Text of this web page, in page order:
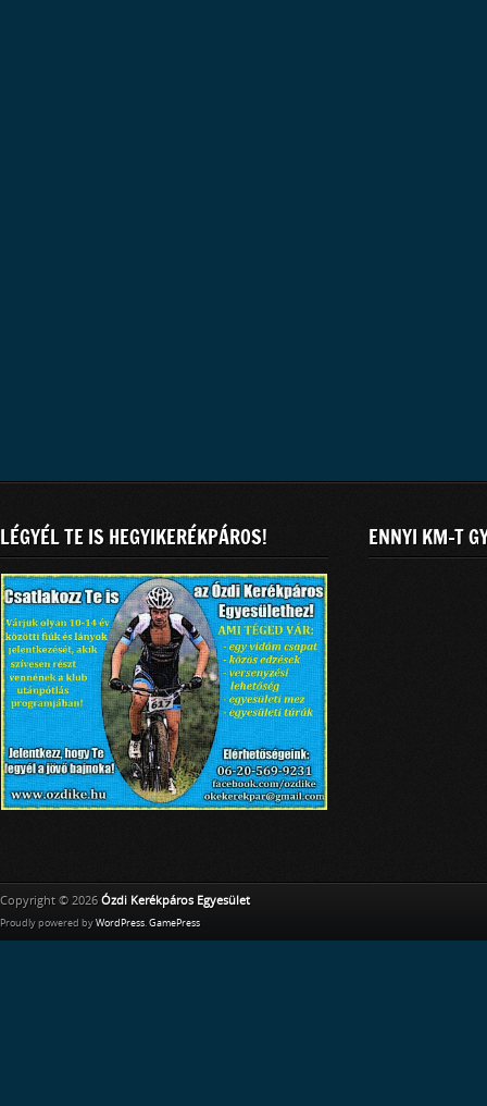
LÉGYÉL TE IS HEGYIKERÉKPÁROS! ENNYI KM-T
Copyright © 2026 Ózdi Kerékpáros Egyesület
Proudly powered by WordPress. GamePress